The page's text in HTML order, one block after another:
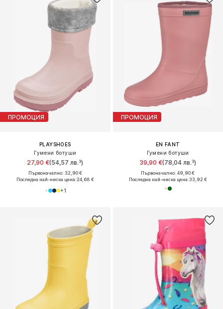
ПРОМОЦИЯ
PLAYSHOES
Гумени ботуши
27,90 €(54,57 лв.³)
Първоначално: 32,90 €
Последна най-ниска цена:24,68 €
+1
ПРОМОЦИЯ
EN FANT
Гумени ботуши
39,90 €(78,04 лв.³)
Първоначално: 49,90 €
Последна най-ниска цена:33,92 €